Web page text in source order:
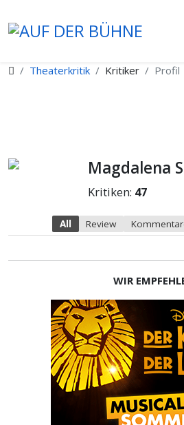
Theaterkritik Kritiker Profil
Magdalena
Kritiken: 47
All Review
WIR